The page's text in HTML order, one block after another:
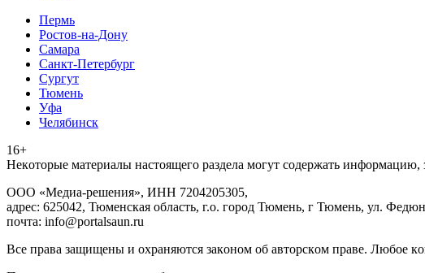
Пермь
Ростов-на-Дону
Самара
Санкт-Петербург
Сургут
Тюмень
Уфа
Челябинск
16+
Heкoтopыe мaтepиaлы нacтoящего paздeла мoгут coдержать
ООО «Медиа-решения», ИНН 7204205305,
адрес: 625042, Тюменская область, г.о. город Тюмень, г Тюмень, ул.
почта: info@portalsaun.ru
Вce прaвa зaщищeны и oxpaняютcя зaкoнoм oб aвтopcкoм прaве. Любoe